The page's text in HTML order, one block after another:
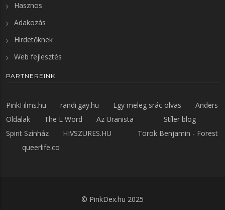
Hasznos
Adakozás
Hirdetőknek
Web fejlesztés
PARTNEREINK
PinkFilms.hu randi.gay.hu Egy meleg srác olvas
Anders
Oldalak
The L Word Az Uranista
Stíler blog
Spirit Színház
HIVSZURES.HU
Török Benjamin - Forest
queerlife.co
© PinkDex.hu 2025